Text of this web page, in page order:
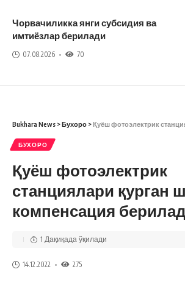
Чорвачиликка янги субсидия ва
имтиёзлар берилади
07.08.2026 70
Bukhara News >Бухоро >Қуёш фотоэлектрик станциялари қурган
БУХОРО
Қуёш фотоэлектрик
станциялари қурган
компенсация
14.12.2022 275
1 Дақиқада ўқилади